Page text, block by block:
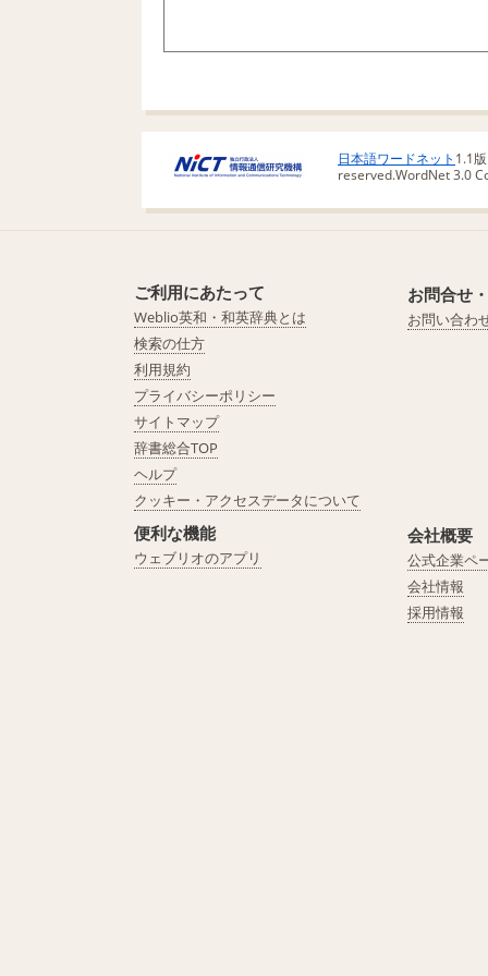
日本語ワードネット 1.1
reserved.WordNet 3.0
ご利用にあたって
Weblio英和・和英辞典とは
検索の仕方
利用規約
プライバシーポリシー
サイトマップ
辞書総合TOP
ヘルプ
クッキー・アクセスデータについて
便利な機能
ウェブリオのアプリ
お問合せ
お問い合わ
会社概要
公式企業ペ
会社情報
採用情報